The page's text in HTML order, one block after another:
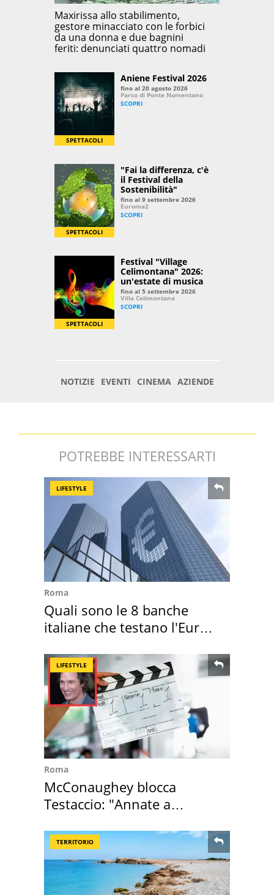
POTREBBE INTERESSARTI
LIFESTYLE
Roma
Quali sono le 8 banche
italiane che testano l'Euro
LIFESTYLE
Roma
McConaughey blocca
Testaccio: "Annate a
TERRITORIO